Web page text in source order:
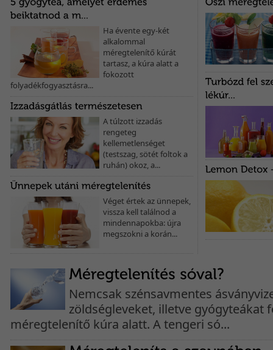
Ha évente egy-két
alkalommal
méregtelenítő kúrát
tartasz, a kúra alatt a
fokozott
folyadékfogyasztásra...
A túlzott izzadás
rengeteg
kellemetlenséget
(testszag, sötét foltok a
ruhán) okoz, a...
Véget értek az ünnepek,
vissza kell találnod a
mindennapokba: újra
megszokni a korán...
Nemcsak szénsavmentes
zöldségleveket, illetve gyógyteákat
méregtelenítő kúra alatt. A tengeri só...